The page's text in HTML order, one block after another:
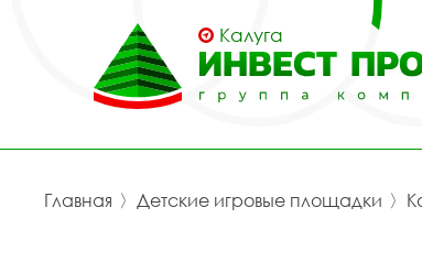
Калуга
Главная 〉 Детские игровые площадки 〉